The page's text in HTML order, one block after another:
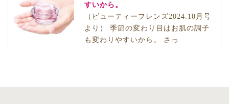
すいから。
（ビューティーフレンズ2024.10月号
より） 季節の変わり目はお肌の調子
も変わりやすいから。 さっ